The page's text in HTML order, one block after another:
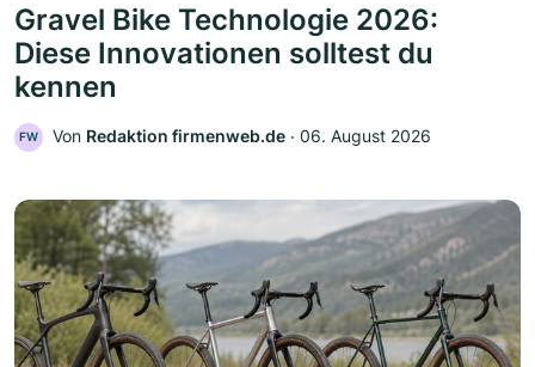
Gravel Bike Technologie 2026:
Diese Innovationen solltest du
kennen
FW Von Redaktion firmenweb.de ‧ 06. August 2026